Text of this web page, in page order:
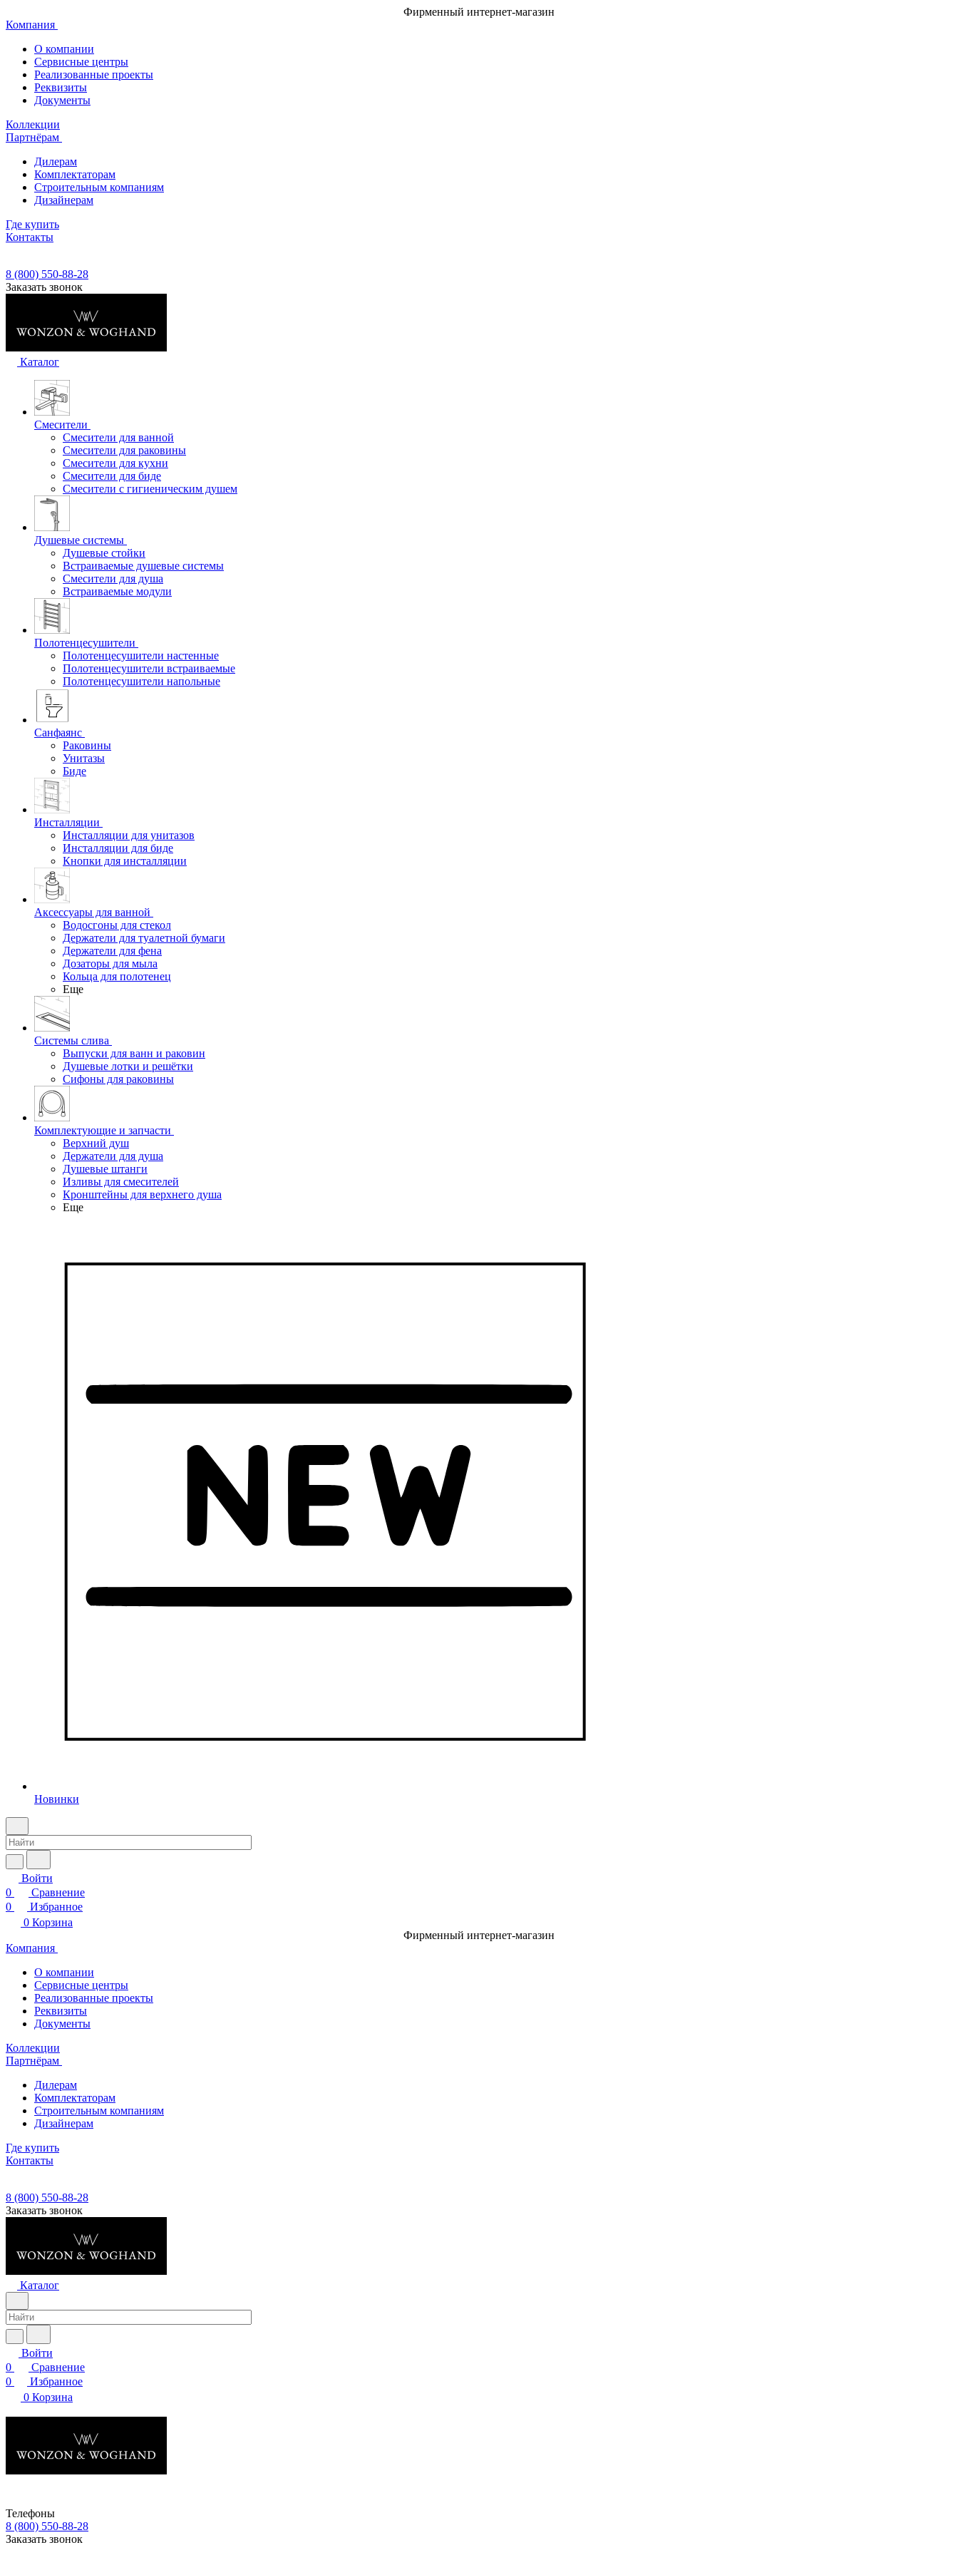
Фирменный интернет-магазин
Компания
О компании
Сервисные центры
Реализованные проекты
Реквизиты
Документы
Коллекции
Партнёрам
Дилерам
Комплектаторам
Строительным компаниям
Дизайнерам
Где купить
Контакты
8 (800) 550-88-28
Заказать звонок
Каталог
Смесители
Смесители для ванной
Смесители для раковины
Смесители для кухни
Смесители для биде
Смесители с гигиеническим душем
Душевые системы
Душевые стойки
Встраиваемые душевые системы
Смесители для душа
Встраиваемые модули
Полотенцесушители
Полотенцесушители настенные
Полотенцесушители встраиваемые
Полотенцесушители напольные
Санфаянс
Раковины
Унитазы
Биде
Инсталляции
Инсталляции для унитазов
Инсталляции для биде
Кнопки для инсталляции
Аксессуары для ванной
Водосгоны для стекол
Держатели для туалетной бумаги
Держатели для фена
Дозаторы для мыла
Кольца для полотенец
Еще
Системы слива
Выпуски для ванн и раковин
Душевые лотки и решётки
Сифоны для раковины
Комплектующие и запчасти
Верхний душ
Держатели для душа
Душевые штанги
Изливы для смесителей
Кронштейны для верхнего душа
Еще
Новинки
Войти
0
Сравнение
0
Избранное
0 Корзина
Фирменный интернет-магазин
Компания
О компании
Сервисные центры
Реализованные проекты
Реквизиты
Документы
Коллекции
Партнёрам
Дилерам
Комплектаторам
Строительным компаниям
Дизайнерам
Где купить
Контакты
8 (800) 550-88-28
Заказать звонок
Каталог
Войти
0
Сравнение
0
Избранное
0 Корзина
Телефоны
8 (800) 550-88-28
Заказать звонок